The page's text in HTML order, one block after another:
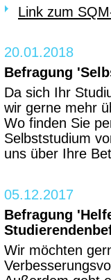
Link zum
20.01.2018
Befragung
Da sich Ihr
wir gerne mehr
Wo finden Sie
Selbststudium
uns über Ihre
05.12.2017
Befragung
Wir möchten